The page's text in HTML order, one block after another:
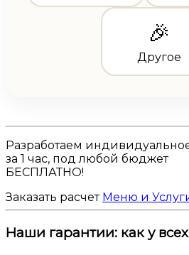
🎉
Другое
Разработаем
за 1 час, под любой бюджет
БЕСПЛАТНО!
Заказать расчет Меню и
Наши гарантии: как у всех